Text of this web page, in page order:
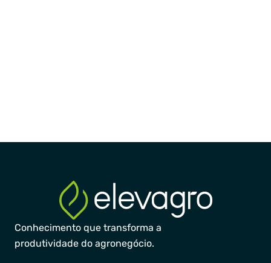
Conhecimento que transforma a
produtividade do agronegócio.